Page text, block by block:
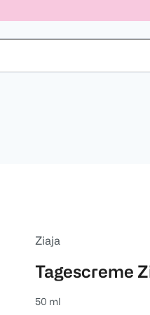
Ziaja
Tagescreme
50 ml